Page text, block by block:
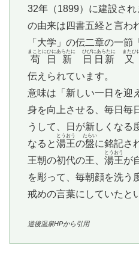
32年（1899）に建設さ
の由来は四書五経と言わ
「大学」の伝二章の一節「
苟日新
まことにひにあらたに
日日新
ひびにあらたに またひ
伝えられています。
意味は「新しい一日を迎
身を向上させる、毎日毎
うして、日が新しくなる
なると湯王
とうおう
の盤
たらい
に銘記さ
王朝の初代の王、 湯王
とうおう
が
を彫って、毎朝顔を洗う
戒めの言葉にしていたと
道後温泉HPから引用